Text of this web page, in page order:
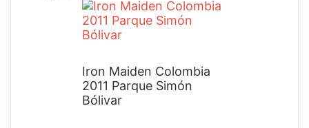
Iron Maiden Colombia
2011 Parque Simón
Bólivar